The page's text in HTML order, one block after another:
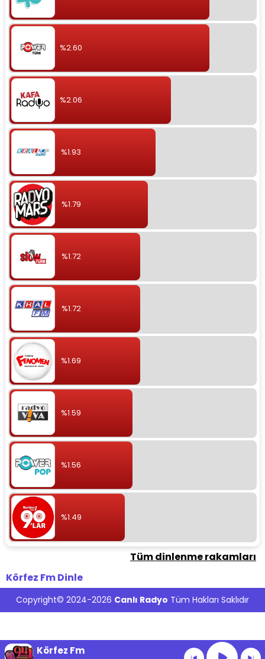
%2.60
%2.06
%1.93
%1.79
%1.72
%1.72
%1.69
%1.59
%1.56
%1.49
Tüm dinlenme rakamları
Körfez Fm Dinle
Copyright© 2024-2026 Canlı Radyo Tüm Hakları Saklıdır